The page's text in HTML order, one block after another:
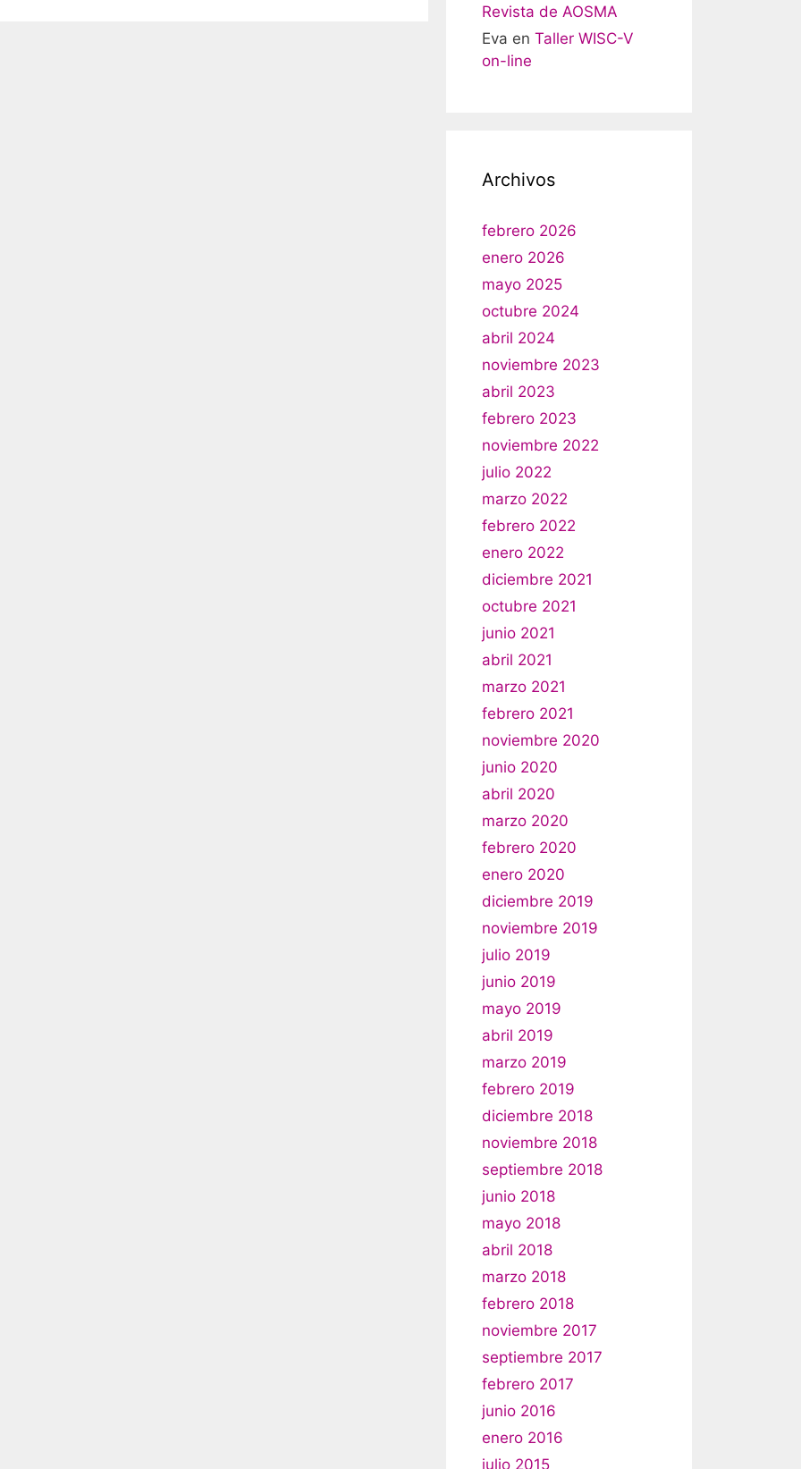
Revista de AOSMA
Eva en Taller WISC-V
on-line
Archivos
febrero 2026
enero 2026
mayo 2025
octubre 2024
abril 2024
noviembre 2023
abril 2023
febrero 2023
noviembre 2022
julio 2022
marzo 2022
febrero 2022
enero 2022
diciembre 2021
octubre 2021
junio 2021
abril 2021
marzo 2021
febrero 2021
noviembre 2020
junio 2020
abril 2020
marzo 2020
febrero 2020
enero 2020
diciembre 2019
noviembre 2019
julio 2019
junio 2019
mayo 2019
abril 2019
marzo 2019
febrero 2019
diciembre 2018
noviembre 2018
septiembre 2018
junio 2018
mayo 2018
abril 2018
marzo 2018
febrero 2018
noviembre 2017
septiembre 2017
febrero 2017
junio 2016
enero 2016
julio 2015